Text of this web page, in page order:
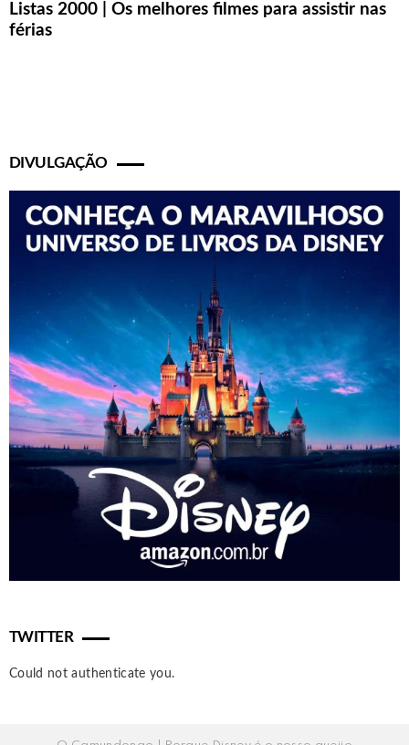
Listas 2000 | Os melhores filmes para assistir nas
férias
DIVULGAÇÃO
TWITTER
Could not authenticate you.